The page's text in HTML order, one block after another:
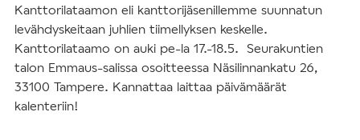
Kanttorilataamon eli kanttorijäsenillemme suunnatun
levähdyskeitaan juhlien tiimellyksen keskelle.
Kanttorilataamo on auki pe-la 17.-18.5. Seurakuntien
talon Emmaus-salissa osoitteessa Näsilinnankatu 26,
33100 Tampere. Kannattaa laittaa päivämäärät
kalenteriin!